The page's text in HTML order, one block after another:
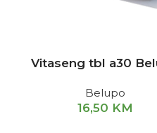
Vitaseng tbl a30
Belupo
16,50 KM